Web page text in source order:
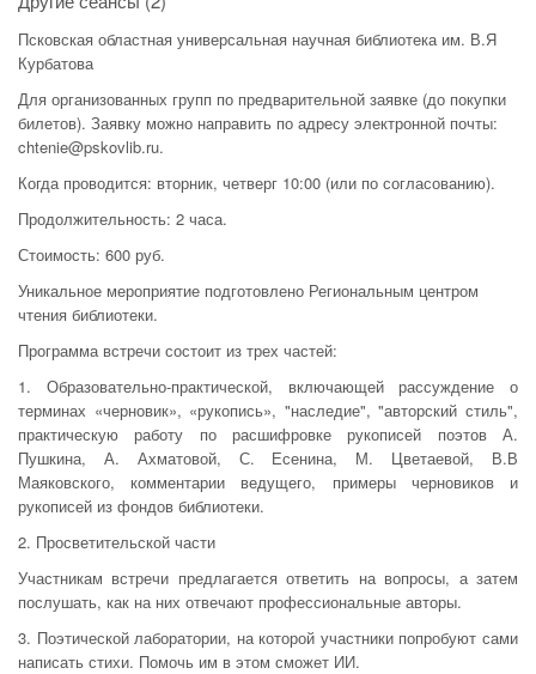
Псковская областная универсальная научная библиотека им. В.Я
Курбатова
Для организованных групп по предварительной заявке (до покупки
билетов). Заявку можно направить по адресу электронной почты:
chtenie@pskovlib.ru.
Когда проводится: вторник, четверг 10:00 (или по согласованию).
Продолжительность: 2 часа.
Стоимость: 600 руб.
Уникальное мероприятие подготовлено Региональным центром
чтения библиотеки.
Программа встречи состоит из трех частей:
1. Образовательно-практической, включающей рассуждение о
терминах «черновик», «рукопись», "наследие", "авторский стиль",
практическую работу по расшифровке рукописей поэтов А.
Пушкина, А. Ахматовой, С. Есенина, М. Цветаевой, В.В
Маяковского, комментарии ведущего, примеры черновиков и
рукописей из фондов библиотеки.
2. Просветительской части
Участникам встречи предлагается ответить на вопросы, а затем
послушать, как на них отвечают профессиональные авторы.
3. Поэтической лаборатории, на которой участники попробуют сами
написать стихи. Помочь им в этом сможет ИИ.